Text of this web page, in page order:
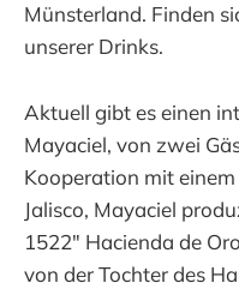
Münsterland. Finden
unserer Drinks.
Aktuell gibt es einen
Mayaciel, von zwei
Kooperation mit
Jalisco, Mayaciel
1522" Hacienda de
von der Tochter des